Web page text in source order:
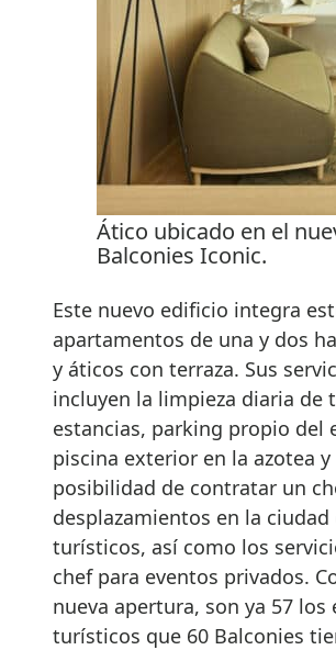
Ático ubicado en el
Balconies Iconic.
Este nuevo edificio integra
apartamentos de una y dos
y áticos con terraza. Sus
incluyen la limpieza diaria de
estancias, parking propio del
piscina exterior en la azotea y
posibilidad de contratar un
desplazamientos en la ciudad
turísticos, así como los
chef para eventos privados.
nueva apertura, son ya 57 los
turísticos que 60 Balconies